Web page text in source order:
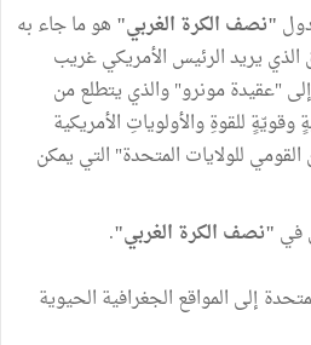
"نصف الكرة الغربي" هو ما جاء به
الذي يريد الرئيس الأمريكي غريب
"عقيدة مونرو" والذي يتطلع من
للقوةِ والأولوياتِ الأمريكية
للولايات المتحدة" التي يمكن
في "نصف الكرة الغربي".
إلى المواقع الجغرافية الحيوية